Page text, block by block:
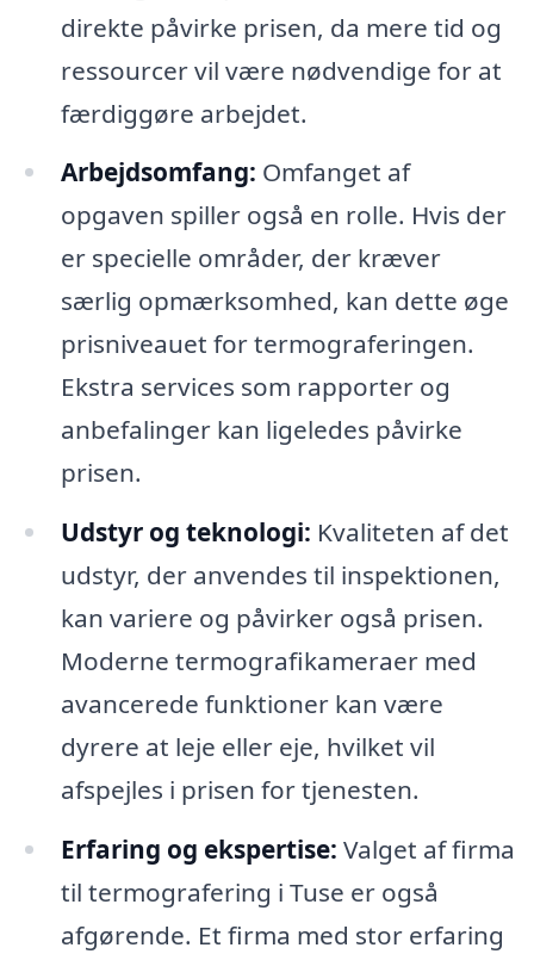
direkte påvirke prisen, da mere tid og
ressourcer vil være nødvendige for at
færdiggøre arbejdet.
Arbejdsomfang: Omfanget af
opgaven spiller også en rolle. Hvis der
er specielle områder, der kræver
særlig opmærksomhed, kan dette øge
prisniveauet for termograferingen.
Ekstra services som rapporter og
anbefalinger kan ligeledes påvirke
prisen.
Udstyr og teknologi: Kvaliteten af det
udstyr, der anvendes til inspektionen,
kan variere og påvirker også prisen.
Moderne termografikameraer med
avancerede funktioner kan være
dyrere at leje eller eje, hvilket vil
afspejles i prisen for tjenesten.
Erfaring og ekspertise: Valget af firma
til termografering i Tuse er også
afgørende. Et firma med stor erfaring